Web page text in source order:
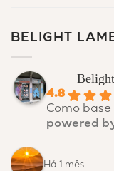
BELIGHT
4.8
Como
powered
Há 1 mês